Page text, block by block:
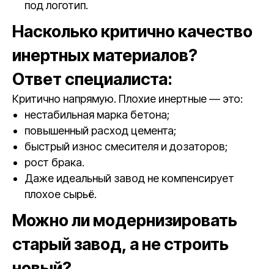
под логотип.
Насколько критично качество
инертных материалов?
Ответ специалиста:
Критично напрямую. Плохие инертные — это:
нестабильная марка бетона;
повышенный расход цемента;
быстрый износ смесителя и дозаторов;
рост брака.
Даже идеальный завод не компенсирует
плохое сырьё.
Можно ли модернизировать
старый завод, а не строить